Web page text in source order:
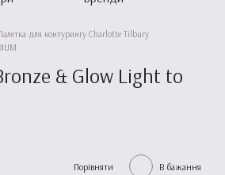
для контурингу Charlotte Tilbury
& Glow Light to
Порівняти В бажання